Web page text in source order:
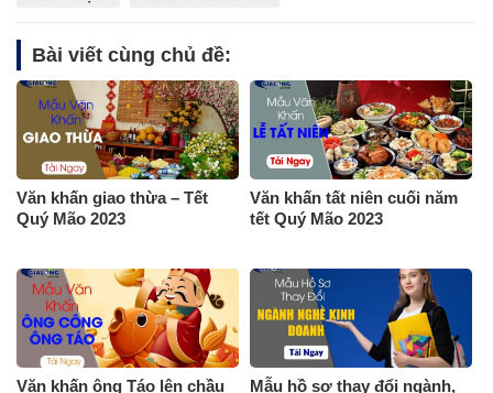
Bài viết cùng chủ đề:
Văn khấn giao thừa – Tết
Quý Mão 2023
Văn khấn tất niên cuối năm
tết Quý Mão 2023
Văn khấn ông Táo lên chầu
Mẫu hồ sơ thay đổi ngành,